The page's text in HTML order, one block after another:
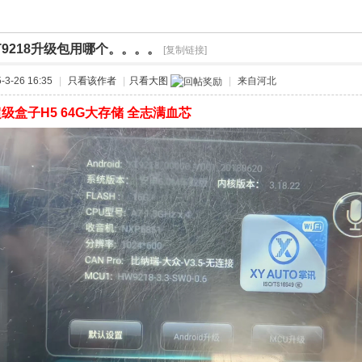
› 升级包用哪个。。。。 [复制链接]
3-26 16:35 只看该作者 只看大图 来自河北
盒子H5 64G大存储 全志满血芯